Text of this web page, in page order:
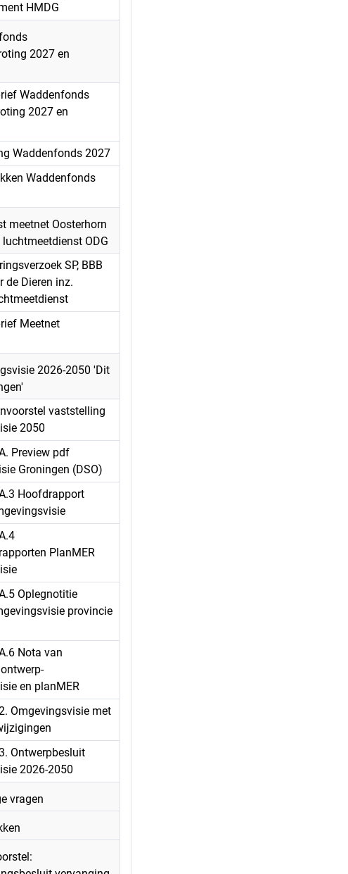
HMDG
2027 en
Waddenfonds
2027 en
Waddenfonds 2027
Waddenfonds
meetnet Oosterhorn
ODG
SP, BBB
de Dieren inz.
Meetnet
2026-2050 'Dit
vaststelling
2050
Preview pdf
Groningen (DSO)
Hoofdrapport
PlanMER
Oplegnotitie
provincie
Nota van
en planMER
Omgevingsvisie met
Ontwerpbesluit
2026-2050
vragen